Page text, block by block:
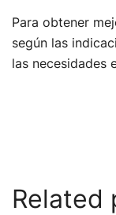
Para obtener
según las
las necesidades
Related